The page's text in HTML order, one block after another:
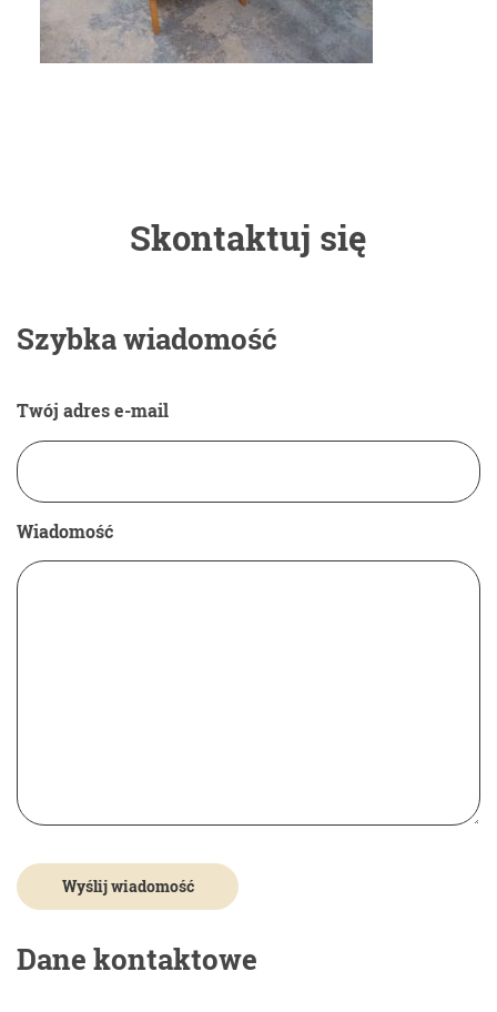
Skontaktuj się
Szybka wiadomość
Twój adres e-mail
Wiadomość
Dane kontaktowe